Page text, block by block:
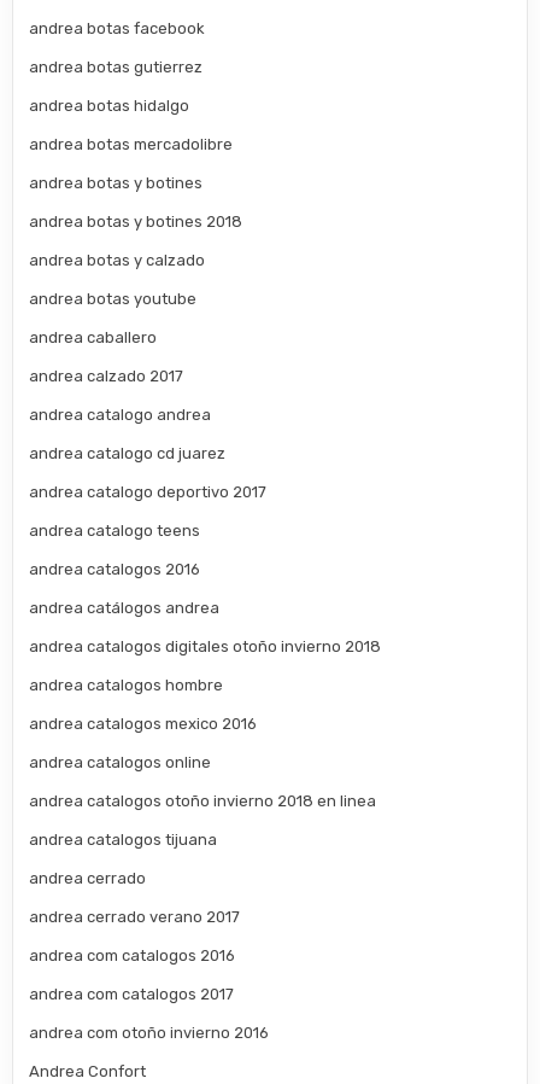
andrea botas facebook
andrea botas gutierrez
andrea botas hidalgo
andrea botas mercadolibre
andrea botas y botines
andrea botas y botines 2018
andrea botas y calzado
andrea botas youtube
andrea caballero
andrea calzado 2017
andrea catalogo andrea
andrea catalogo cd juarez
andrea catalogo deportivo 2017
andrea catalogo teens
andrea catalogos 2016
andrea catálogos andrea
andrea catalogos digitales otoño invierno 2018
andrea catalogos hombre
andrea catalogos mexico 2016
andrea catalogos online
andrea catalogos otoño invierno 2018 en linea
andrea catalogos tijuana
andrea cerrado
andrea cerrado verano 2017
andrea com catalogos 2016
andrea com catalogos 2017
andrea com otoño invierno 2016
Andrea Confort